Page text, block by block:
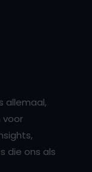
allemaal,
voor
die ons als